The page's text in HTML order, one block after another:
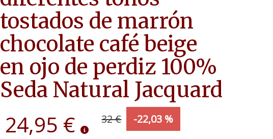
tostados de marrón
chocolate café beige
en ojo de perdiz 100%
Seda Natural Jacquard
24,95 € 32 € -22,03 %